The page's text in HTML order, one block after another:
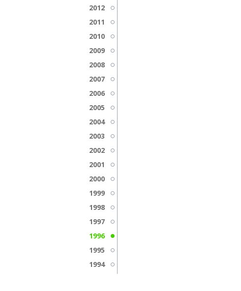
2012
2011
2010
2009
2008
2007
2006
2005
2004
2003
2002
2001
2000
1999
1998
1997
1996
1995
1994